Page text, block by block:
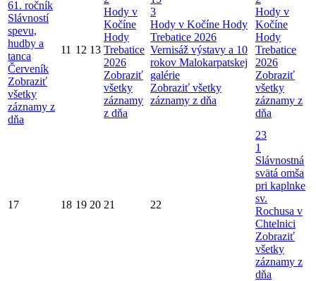
61. ročník
Slávností
spevu,
hudby a
tanca
Červeník
Zobraziť
všetky
záznamy z
dňa
11 12 13
Hody v
Kočíne
Hody
Trebatice
2026
Zobraziť
všetky
záznamy
z dňa
3
Hody v Kočíne Hody
Trebatice 2026
Vernisáž výstavy a 10
rokov Malokarpatskej
galérie
Zobraziť všetky
záznamy z dňa
Hody v
Kočíne
Hody
Trebatice
2026
Zobraziť
všetky
záznamy z
dňa
17 18 19 20 21 22
23
1
Slávnostná
svätá omša
pri kaplnke
sv.
Rochusa v
Chtelnici
Zobraziť
všetky
záznamy z
dňa